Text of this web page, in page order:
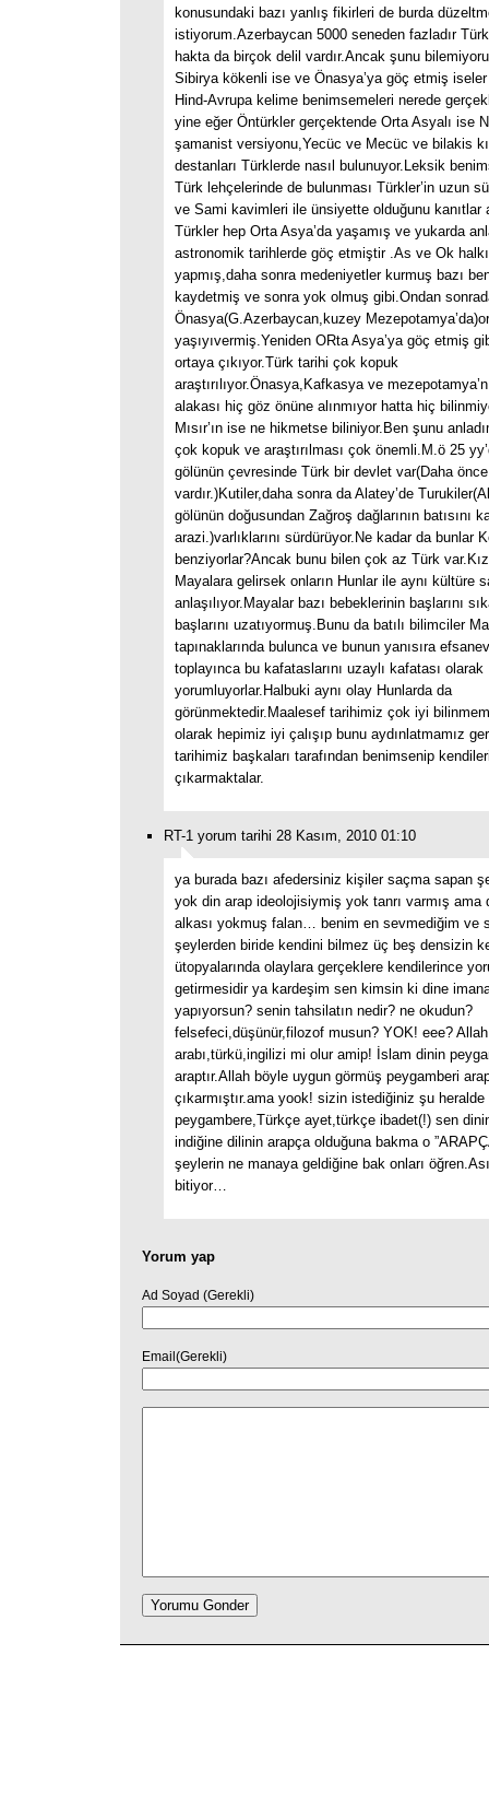
konusundaki bazı yanlış fikirleri de burda
istiyorum.Azerbaycan 5000 seneden fazladır
hakta da birçok delil vardır.Ancak şunu
Sibirya kökenli ise ve Önasya’ya göç etmiş
Hind-Avrupa kelime benimsemeleri nerede
yine eğer Öntürkler gerçektende Orta Asyalı ise
şamanist versiyonu,Yecüc ve Mecüc ve bilakis
destanları Türklerde nasıl bulunuyor.Leksik
Türk lehçelerinde de bulunması Türkler’in uzun
ve Sami kavimleri ile ünsiyette olduğunu kanıtlar
Türkler hep Orta Asya’da yaşamış ve yukarda
astronomik tarihlerde göç etmiştir .As ve Ok
yapmış,daha sonra medeniyetler kurmuş bazı
kaydetmiş ve sonra yok olmuş gibi.Ondan
Önasya(G.Azerbaycan,kuzey
yaşıyıvermiş.Yeniden ORta Asya’ya göç etmiş
ortaya çıkıyor.Türk tarihi çok kopuk
araştırılıyor.Önasya,Kafkasya ve
alakası hiç göz önüne alınmıyor hatta hiç
Mısır’ın ise ne hikmetse biliniyor.Ben şunu
çok kopuk ve araştırılması çok önemli.M.ö 25
gölünün çevresinde Türk bir devlet var(Daha
vardır.)Kutiler,daha sonra da Alatey’de
gölünün doğusundan Zağroş dağlarının batısını
arazi.)varlıklarını sürdürüyor.Ne kadar da bunlar
benziyorlar?Ancak bunu bilen çok az Türk
Mayalara gelirsek onların Hunlar ile aynı kültüre
anlaşılıyor.Mayalar bazı bebeklerinin başlarını
başlarını uzatıyormuş.Bunu da batılı bilimciler
tapınaklarında bulunca ve bunun yanısıra
toplayınca bu kafataslarını uzaylı kafatası olarak
yorumluyorlar.Halbuki aynı olay Hunlarda da
görünmektedir.Maalesef tarihimiz çok iyi
olarak hepimiz iyi çalışıp bunu aydınlatmamız
tarihimiz başkaları tarafından benimsenip
çıkarmaktalar.
RT-1 yorum tarihi 28 Kasım, 2010 01:10
ya burada bazı afedersiniz kişiler saçma sapan
yok din arap ideolojisiymiş yok tanrı varmış ama
alkası yokmuş falan… benim en sevmediğim ve
şeylerden biride kendini bilmez üç beş densizin
ütopyalarında olaylara gerçeklere kendilerince
getirmesidir ya kardeşim sen kimsin ki dine
yapıyorsun? senin tahsilatın nedir? ne okudun?
felsefeci,düşünür,filozof musun? YOK! eee?
arabı,türkü,ingilizi mi olur amip! İslam dinin
araptır.Allah böyle uygun görmüş peygamberi
çıkarmıştır.ama yook! sizin istediğiniz şu heralde
peygambere,Türkçe ayet,türkçe ibadet(!) sen
indiğine dilinin arapça olduğuna bakma o
şeylerin ne manaya geldiğine bak onları
bitiyor…
Yorum yap
Ad Soyad (Gerekli)
Email(Gerekli)